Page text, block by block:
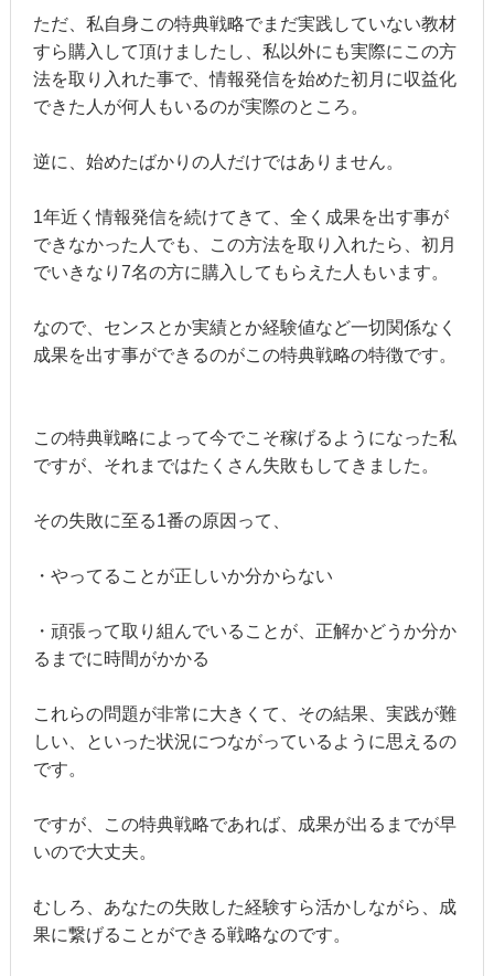
ただ、私自身この特典戦略でまだ実践していない教材
すら購入して頂けましたし、私以外にも実際にこの方
法を取り入れた事で、情報発信を始めた初月に収益化
できた人が何人もいるのが実際のところ。
逆に、始めたばかりの人だけではありません。
1年近く情報発信を続けてきて、全く成果を出す事が
できなかった人でも、この方法を取り入れたら、初月
でいきなり7名の方に購入してもらえた人もいます。
なので、センスとか実績とか経験値など一切関係なく
成果を出す事ができるのがこの特典戦略の特徴です。
この特典戦略によって今でこそ稼げるようになった私
ですが、それまではたくさん失敗もしてきました。
その失敗に至る1番の原因って、
・やってることが正しいか分からない
・頑張って取り組んでいることが、正解かどうか分か
るまでに時間がかかる
これらの問題が非常に大きくて、その結果、実践が難
しい、といった状況につながっているように思えるの
です。
ですが、この特典戦略であれば、成果が出るまでが早
いので大丈夫。
むしろ、あなたの失敗した経験すら活かしながら、成
果に繋げることができる戦略なのです。